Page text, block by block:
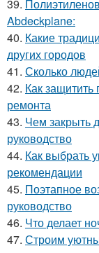
39.
Abdeckplane:
40. Какие
других городов
41. Сколько
42. Как
ремонта
43. Чем закрыть
руководство
44. Как выбрать
рекомендации
45. Поэтапное
руководство
46. Что делает
47. Строим